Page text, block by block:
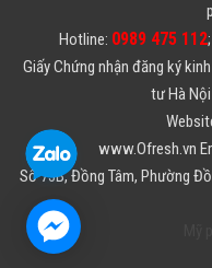
Hotline: 0989 475 112
Giấy Chứng nhận đăng ký
tư Hà
www.Ofresh.vn
Số 73B, Đồng Tâm, Phường